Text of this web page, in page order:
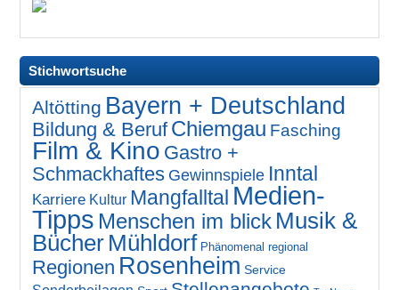
Stichwortsuche
Altötting Bayern + Deutschland
Bildung & Beruf Chiemgau Fasching
Film & Kino Gastro +
Schmackhaftes Gewinnspiele Inntal
Karriere Kultur Mangfalltal Medien-
Tipps Menschen im blick Musik &
Bücher Mühldorf Phänomenal regional
Regionen Rosenheim Service